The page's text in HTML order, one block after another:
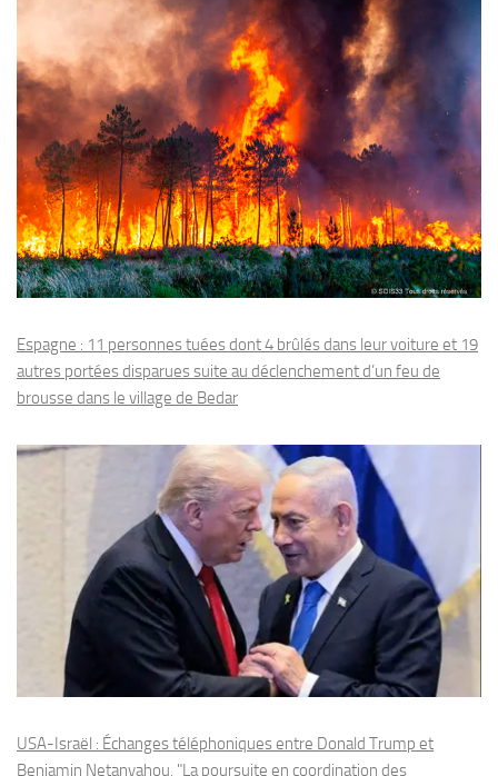
Espagne : 11 personnes tuées dont 4 brûlés dans leur voiture et 19
autres portées disparues suite au déclenchement d’un feu de
brousse dans le village de Bedar
USA-Israël : Échanges téléphoniques entre Donald Trump et
Benjamin Netanyahou, "La poursuite en coordination des